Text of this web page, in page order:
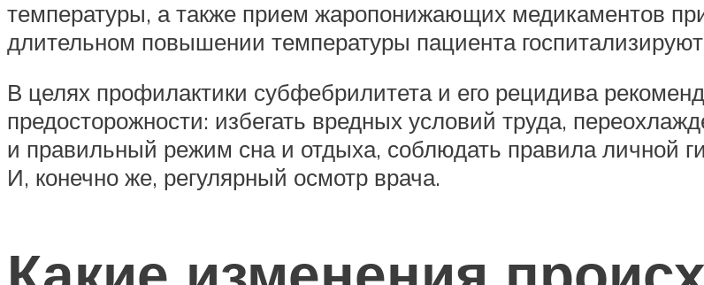
температуры, а также прием жаропонижающих медикаментов
длительном повышении температуры пациента
В целях профилактики субфебрилитета и его рецидива
предосторожности: избегать вредных условий труда,
и правильный режим сна и отдыха, соблюдать правила личной
И, конечно же, регулярный осмотр врача.